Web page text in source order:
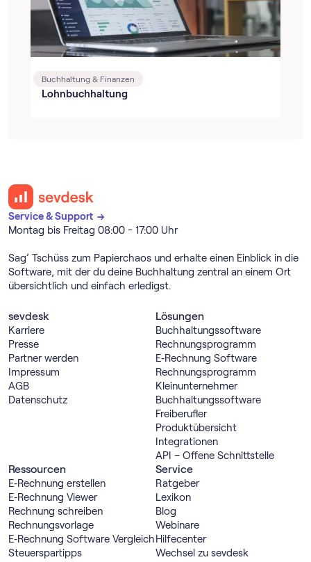
Buchhaltung & Finanzen
Lohnbuchhaltung
Service & Support →
Montag bis Freitag 08:00 - 17:00 Uhr
Sag’ Tschüss zum Papierchaos und erhalte einen Einblick in die
Software, mit der du deine Buchhaltung zentral an einem Ort
übersichtlich und einfach erledigst.
sevdesk
Karriere
Presse
Partner werden
Impressum
AGB
Datenschutz
Lösungen
Buch­haltungs­software
Rechnungs­programm
E‑Rechnung Software
Rechnungs­programm
Kleinunternehmer
Buch­haltungs­software
Freiberufler
Produktübersicht
Integrationen
API – Offene Schnittstelle
Ressourcen
E‑Rechnung erstellen
E‑Rechnung Viewer
Rechnung schreiben
Rechnungsvorlage
E‑Rechnung Software Vergleich
Steuerspartipps
Service
Ratgeber
Lexikon
Blog
Webinare
Hilfecenter
Wechsel zu sevdesk